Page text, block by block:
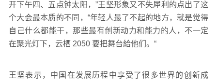
开下午四、五点钟太阳，”王坚形象又不失犀利的点出了这
个大会最本质的不同，“年轻人最了不起的地方，就是觉得
自己什么都能干，那些最有创新动力和能力的人，不一定
在聚光灯下，云栖 2050 要把舞台給他们。“
王坚表示，中国在发展历程中享受了很多世界的创新成